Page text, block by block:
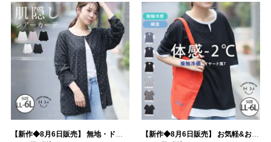
【新作◆8月6日販売】 無地・ドット柄から選べる 忍ばせ 活躍 シアー カーデ | 大きいサイズの通販ならハッピーマリリン
【新作◆8月6日販売】 お気軽&お手軽 選べるデザイン 接触冷感 レイヤード風 コットン トップス | 大きいサイズの通販ならハッピーマリリン